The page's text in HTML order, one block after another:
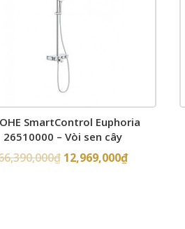
SmartControl Euphoria
26510000 – Vòi sen cây
₫ 12,969,000₫